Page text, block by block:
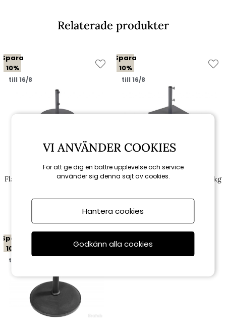
Relaterade produkter
Spara
10%
till 16/8
Brafab
Flat parasollfot Ø 60 cm 34 kg -
2 650 kr
Spara
10%
till 16/8
Brafab
Flat parasollfot 50x50 cm 40 kg
2 475 kr
Spara
10%
till 16/8
VI ANVÄNDER COOKIES
För att ge dig en bättre upplevelse och service
använder sig denna sajt av cookies.
Hantera cookies
Godkänn alla cookies